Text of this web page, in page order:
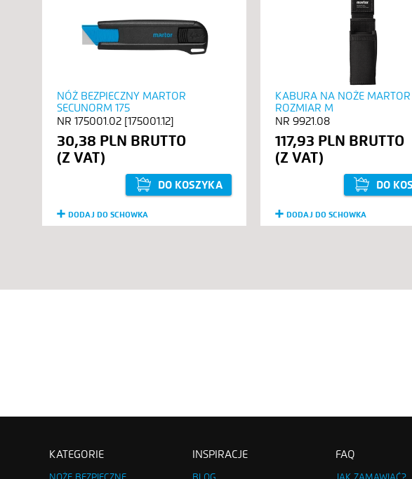
NÓŻ BEZPIECZNY MARTOR
SECUNORM 175
175001.02 [175001.12]
30,38 PLN
DO KOSZYKA
DODAJ DO SCHOWKA
KABURA NA NOŻE MARTOR
ROZMIAR M
9921.08
117,93 PLN
DO
DODAJ DO SCHOWKA
KATEGORIE INSPIRACJE FAQ